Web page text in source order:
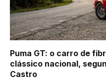
Puma GT: o carro de
clássico nacional,
Castro